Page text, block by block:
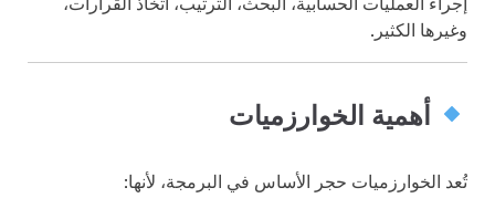
وغيرها الكثير.
أهمية الخوارزميات
تُعد الخوارزميات حجر الأساس في البرمجة، لأنها: